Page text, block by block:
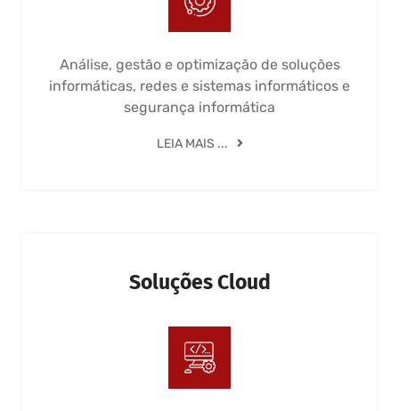
Análise, gestão e optimização de soluções
informáticas, redes e sistemas informáticos e
segurança informática
LEIA MAIS ...
Soluções Cloud